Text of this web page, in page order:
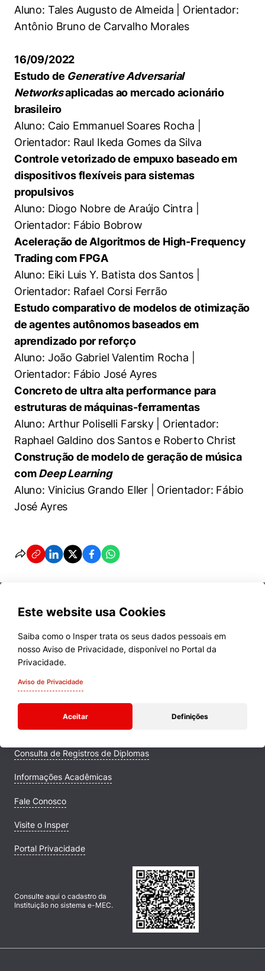
Aluno: Tales Augusto de Almeida | Orientador:
Antônio Bruno de Carvalho Morales
16/09/2022
Estudo de Generative Adversarial
Networksaplicadas ao mercado acionário
brasileiro
Aluno: Caio Emmanuel Soares Rocha |
Orientador: Raul Ikeda Gomes da Silva
Controle vetorizado de empuxo baseado em
dispositivos flexíveis para sistemas
propulsivos
Aluno: Diogo Nobre de Araújo Cintra |
Orientador: Fábio Bobrow
Aceleração de Algoritmos de High-Frequency
Trading com FPGA
Aluno: Eiki Luis Y. Batista dos Santos |
Orientador: Rafael Corsi Ferrão
Estudo comparativo de modelos de otimização
de agentes autônomos baseados em
aprendizado por reforço
Aluno: João Gabriel Valentim Rocha |
Orientador: Fábio José Ayres
Concreto de ultra alta performance para
estruturas de máquinas-ferramentas
Aluno: Arthur Poliselli Farsky | Orientador:
Raphael Galdino dos Santos e Roberto Christ
Construção de modelo de geração de música
comDeep Learning
Aluno: Vinicius Grando Eller | Orientador: Fábio
José Ayres
Este website usa Cookies
Saiba como o Insper trata os seus dados pessoais em
nosso Aviso de Privacidade, disponível no Portal da
Privacidade.
Aviso de Privacidade
Aceitar Definições
Cursos
Quem Somos
Comunidade Transforme
Campus
Consulta de Registros de Diplomas
Informações Acadêmicas
Fale Conosco
Visite o Insper
Portal Privacidade
Consulte aqui o cadastro da
Instituição no sistema e-MEC.